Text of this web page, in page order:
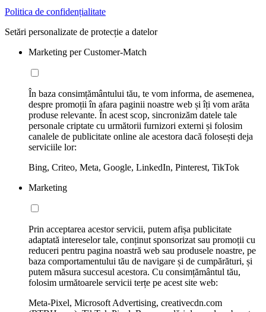
Politica de confidențialitate
Setări personalizate de protecție a datelor
Marketing per Customer-Match
În baza consimțământului tău, te vom informa, de asemenea,
despre promoții în afara paginii noastre web și îți vom arăta
produse relevante. În acest scop, sincronizăm datele tale
personale criptate cu următorii furnizori externi și folosim
canalele de publicitate online ale acestora dacă folosești deja
serviciile lor:
Bing, Criteo, Meta, Google, LinkedIn, Pinterest, TikTok
Marketing
Prin acceptarea acestor servicii, putem afișa publicitate
adaptată intereselor tale, conținut sponsorizat sau promoții cu
reduceri pentru pagina noastră web sau produsele noastre, pe
baza comportamentului tău de navigare și de cumpărături, și
putem măsura succesul acestora. Cu consimțământul tău,
folosim următoarele servicii terțe pe acest site web:
Meta-Pixel, Microsoft Advertising, creativecdn.com